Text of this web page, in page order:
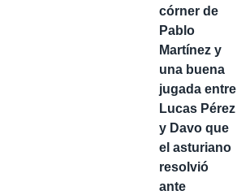
córner de
Pablo
Martínez y
una buena
jugada entre
Lucas Pérez
y Davo que
el asturiano
resolvió
ante